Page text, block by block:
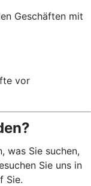
Geschäften mit
vor
was Sie suchen,
Sie uns in
Sie.